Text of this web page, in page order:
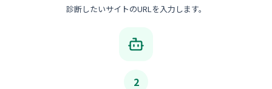
診断したいサイトのURLを入力します。
2